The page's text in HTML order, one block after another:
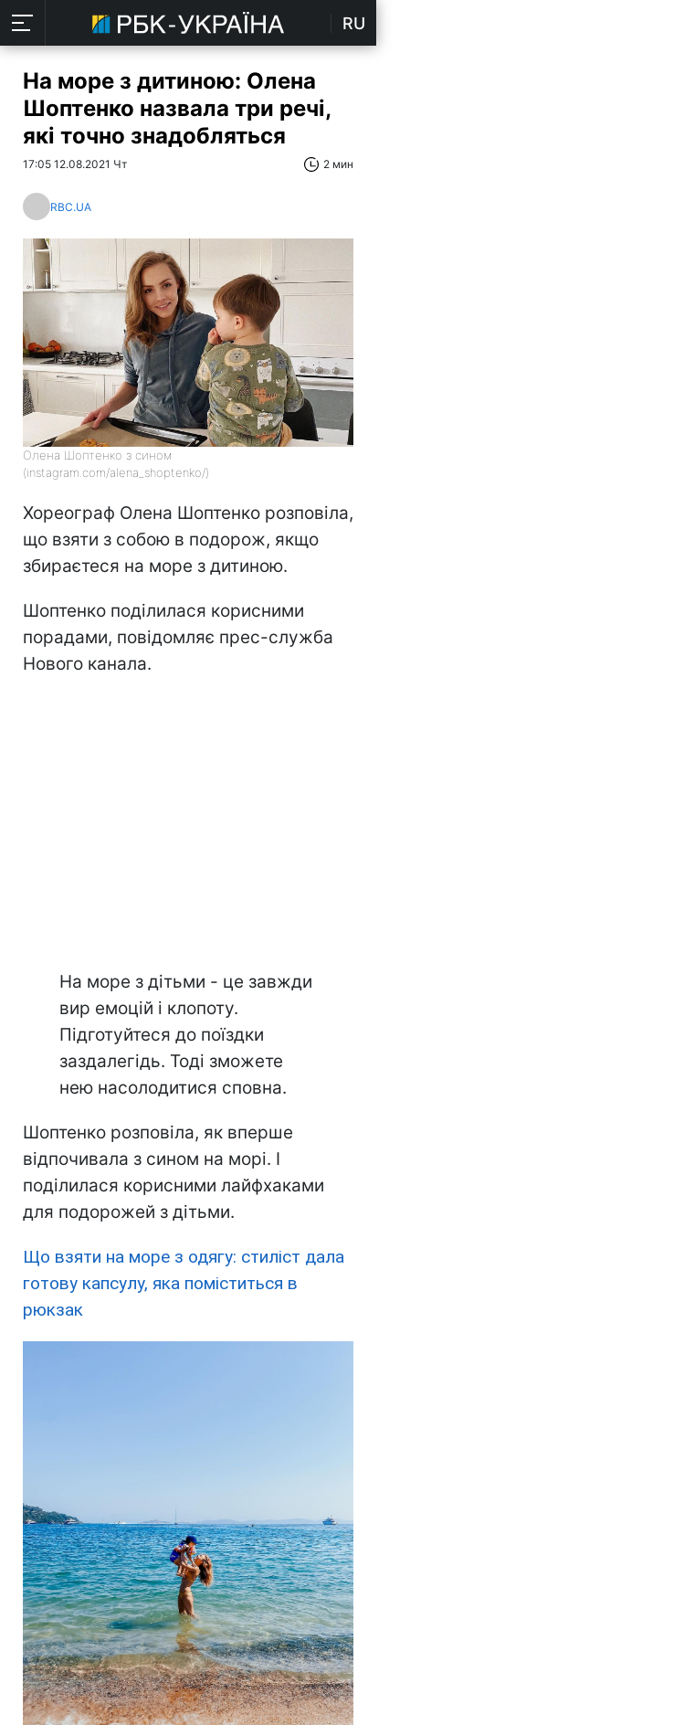
RU
На море з дитиною: Олена
Шоптенко назвала три речі,
які точно знадобляться
17:05 12.08.2021 Чт 2 мин
RBC.UA
Олена Шоптенко з сином
(instagram.com/alena_shoptenko/)
Хореограф Олена Шоптенко розповіла,
що взяти з собою в подорож, якщо
збираєтеся на море з дитиною.
Шоптенко поділилася корисними
порадами, повідомляє прес-служба
Нового канала.
На море з дітьми - це завжди
вир емоцій і клопоту.
Підготуйтеся до поїздки
заздалегідь. Тоді зможете
нею насолодитися сповна.
Шоптенко розповіла, як вперше
відпочивала з сином на морі. І
поділилася корисними лайфхаками
для подорожей з дітьми.
Що взяти на море з одягу: стиліст дала
готову капсулу, яка поміститься в
рюкзак